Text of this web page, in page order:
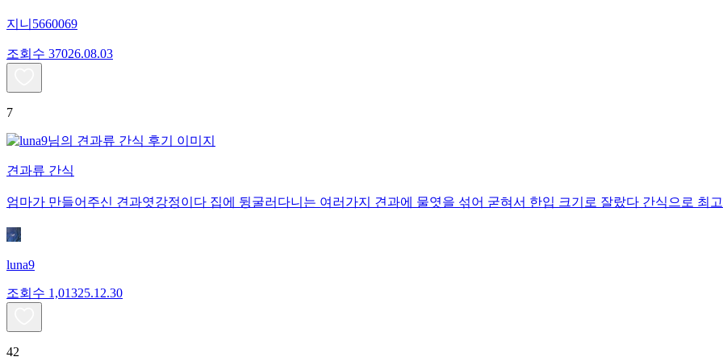
지니5660069
조회수 37026.08.03
7
견과류 간식
엄마가 만들어주신 견과엿강정이다 집에 뒹굴러다니는 여러가지 견과에 물엿을 섞어 굳혀서 한입 크기로 잘랐다 간식으로 최
luna9
조회수 1,01325.12.30
42